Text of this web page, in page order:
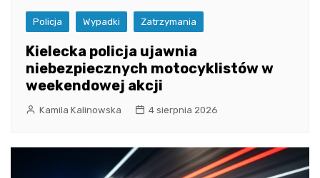
Policja Wypadki Zatrzymania
Kielecka policja ujawnia
niebezpiecznych motocyklistów w
weekendowej akcji
Kamila Kalinowska 4 sierpnia 2026